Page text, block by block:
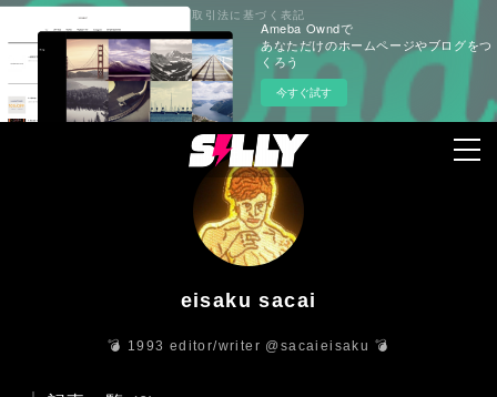
Ameba Owndで
あなただけのホームページやブログをつ
くろう
今すぐ試す
eisaku sacai
💣 1993 editor/writer @sacaieisaku 💣
プライバシーポリシー 特定商取引法に基づく表記